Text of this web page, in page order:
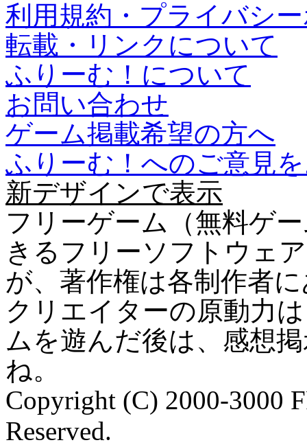
利用規約・プライバシ
転載・リンクについて
ふりーむ！について
お問い合わせ
ゲーム掲載希望の方へ
ふりーむ！へのご意見
新デザインで表示
フリーゲーム（無料ゲ
きるフリーソフトウェ
が、著作権は各制作者
クリエイターの原動力
ムを遊んだ後は、感想
ね。
Copyright (C) 2000-3000
Reserved.